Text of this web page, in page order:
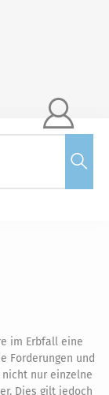

im Erbfall eine
Forderungen und
nur einzelne
Dies gilt jedoch